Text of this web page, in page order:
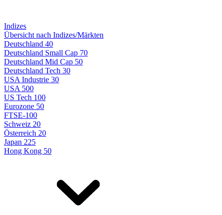
Indizes
Übersicht nach Indizes/Märkten
Deutschland 40
Deutschland Small Cap 70
Deutschland Mid Cap 50
Deutschland Tech 30
USA Industrie 30
USA 500
US Tech 100
Eurozone 50
FTSE-100
Schweiz 20
Österreich 20
Japan 225
Hong Kong 50